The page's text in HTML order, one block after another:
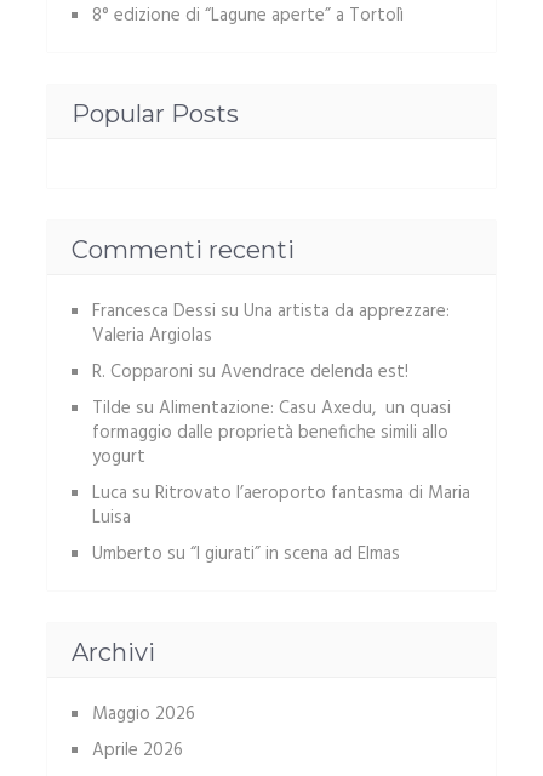
8° edizione di “Lagune aperte” a Tortolì
Popular Posts
Commenti recenti
Francesca Dessi su Una artista da apprezzare:
Valeria Argiolas
R. Copparoni su Avendrace delenda est!
Tilde su Alimentazione: Casu Axedu, un quasi
formaggio dalle proprietà benefiche simili allo
yogurt
Luca su Ritrovato l’aeroporto fantasma di Maria
Luisa
Umberto su “I giurati” in scena ad Elmas
Archivi
Maggio 2026
Aprile 2026